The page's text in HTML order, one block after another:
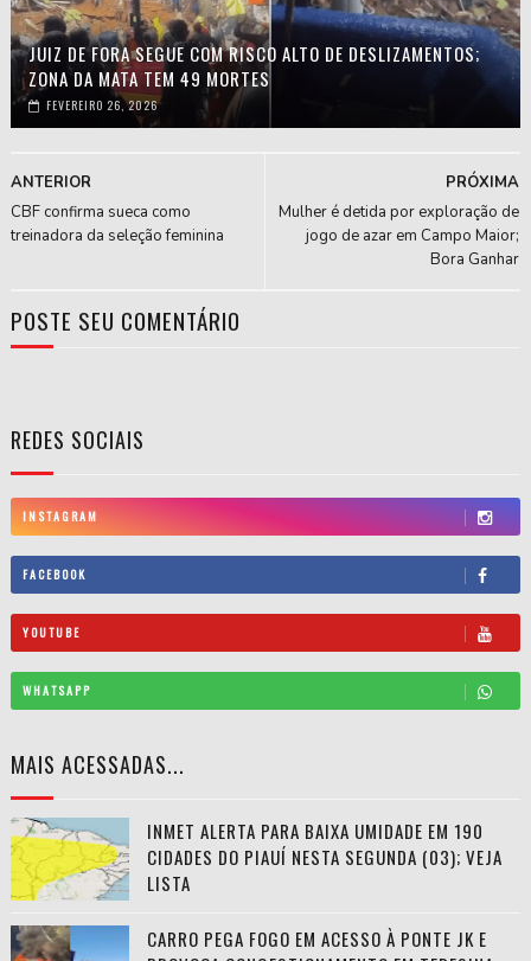
JUIZ DE FORA SEGUE COM RISCO ALTO DE DESLIZAMENTOS;
ZONA DA MATA TEM 49 MORTES
FEVEREIRO 26, 2026
PRÓXIMA
Mulher é detida por exploração de
jogo de azar em Campo Maior;
Bora Ganhar
ANTERIOR
CBF confirma sueca como
treinadora da seleção feminina
POSTE SEU COMENTÁRIO
REDES SOCIAIS
INSTAGRAM
FACEBOOK
YOUTUBE
WHATSAPP
MAIS ACESSADAS...
INMET ALERTA PARA BAIXA UMIDADE EM 190
CIDADES DO PIAUÍ NESTA SEGUNDA (03); VEJA
LISTA
CARRO PEGA FOGO EM ACESSO À PONTE JK E